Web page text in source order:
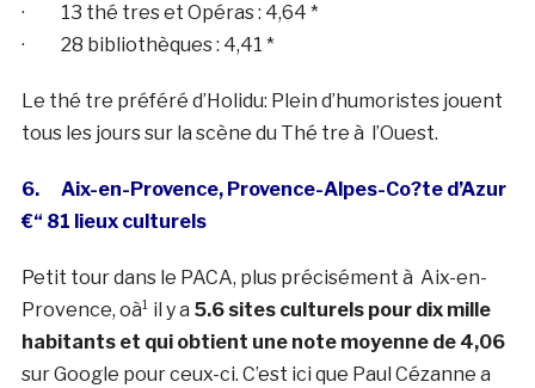
· 13 thé tres et Opéras : 4,64 *
· 28 bibliothèques : 4,41 *
Le thé tre préféré d’Holidu: Plein d’humoristes jouent
tous les jours sur la scène du Thé tre à l’Ouest.
6. Aix-en-Provence, Provence-Alpes-Co?te d’Azur
€“ 81 lieux culturels
Petit tour dans le PACA, plus précisément à Aix-en-
Provence, oà¹ il y a 5.6 sites culturels pour dix mille
habitants et qui obtient une note moyenne de 4,06
sur Google pour ceux-ci. C’est ici que Paul Cézanne a